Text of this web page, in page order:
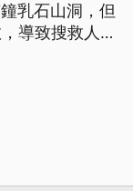
乳石山洞，但
導致搜救人員
恐怕被移送法